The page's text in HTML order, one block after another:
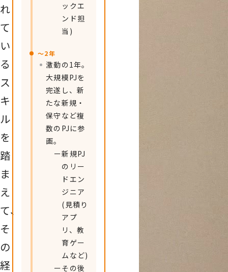
れ
て
い
る
ス
キ
ル
を
踏
ま
え
て、
そ
の
経
ックエ
ンド担
当)
〜2年
激動の1年。
大規模PJを
完遂し、新
たな新規・
保守など複
数のPJに参
画。
ー新規PJ
のリー
ドエン
ジニア
(見積り
アプ
リ、教
育ゲー
ムなど)
ーその後